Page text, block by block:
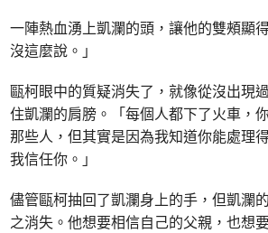
一陣熱血湧上凱瀾的頭，讓他的雙頰顯
沒這麼說。」
甌柯眼中的質疑消失了，就像從沒出現
住凱瀾的肩膀。「每個人都下了火車，
那些人，但其實是因為我知道你能處理
我信任你。」
儘管甌柯抽回了凱瀾身上的手，但凱瀾
之消失。他想要相信自己的父親，也想